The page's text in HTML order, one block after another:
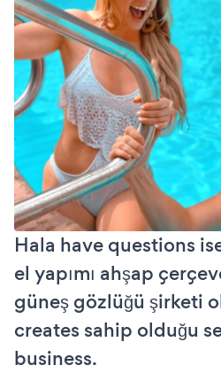
Hala have questions
el yapımı ahşap
güneş gözlüğü şirketi
creates sahip olduğu
business.